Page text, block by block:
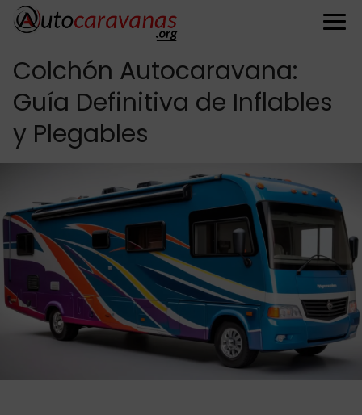
Colchón Autocaravana:
Guía Definitiva de Inflables
y Plegables